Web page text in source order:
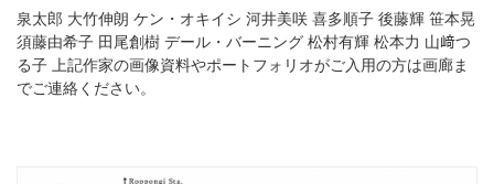
泉太郎 大竹伸朗 ケン・オキイシ 河井美咲 喜多順子 後藤輝 笹本晃
須藤由希子 田尾創樹 デール・バーニング 松村有輝 松本力 山﨑つ
る子 上記作家の画像資料やポートフォリオがご入用の方は画廊ま
でご連絡ください。